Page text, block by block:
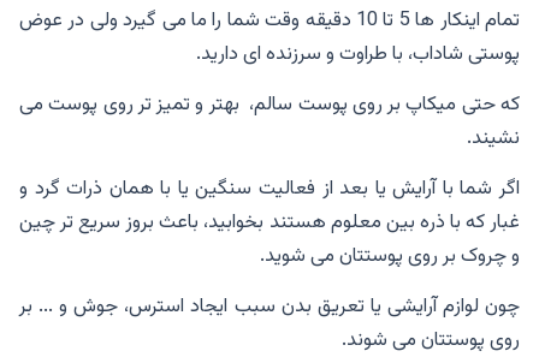
تمام اینکار ها 5 تا 10 دقیقه وقت شما را ما می گیرد ولی در عوض
پوستی شاداب، با طراوت و سرزنده ای دارید.
که حتی میکاپ بر روی پوست سالم، بهتر و تمیز تر روی پوست می
نشیند.
اگر شما با آرایش یا بعد از فعالیت سنگین یا با همان ذرات گرد و
غبار که با ذره بین معلوم هستند بخوابید، باعث بروز سریع تر چین
و چروک بر روی پوستتان می شوید.
چون لوازم آرایشی یا تعریق بدن سبب ایجاد استرس، جوش و ... بر
روی پوستتان می شوند.